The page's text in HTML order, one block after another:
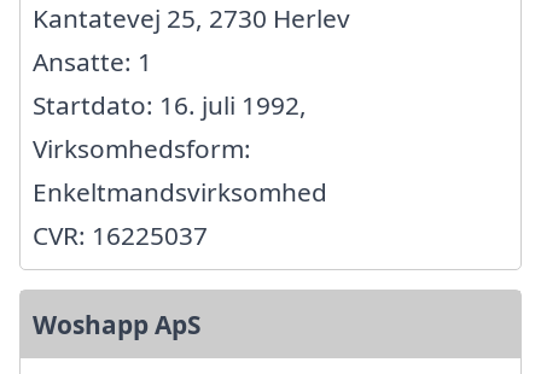
Kantatevej 25, 2730 Herlev
Ansatte: 1
Startdato: 16. juli 1992,
Virksomhedsform:
Enkeltmandsvirksomhed
CVR: 16225037
Woshapp ApS